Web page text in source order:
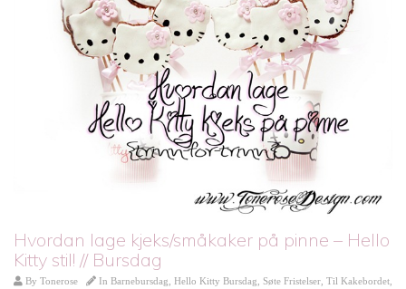
Hvordan lage kjeks/småkaker på pinne – Hello
Kitty stil! // Bursdag
By Tonerose In Barnebursdag Hello Kitty Bursdag Søte Fristelser Til Kakebordet